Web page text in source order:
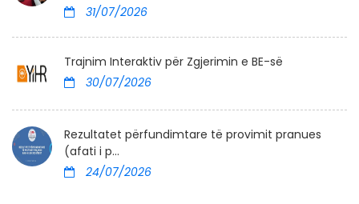
31/07/2026
Trajnim Interaktiv për Zgjerimin e BE-së
30/07/2026
Rezultatet përfundimtare të provimit pranues
(afati i p...
24/07/2026